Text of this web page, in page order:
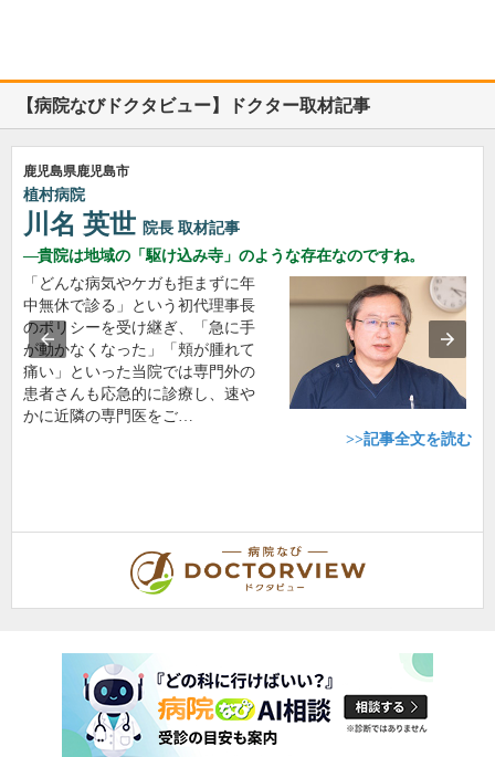
【病院なびドクタビュー】ドクター取材記事
鹿児島県鹿児島市
植村病院
川名 英世 院長 取材記事
貴院は地域の「駆け込み寺」のような存在なのですね。
「どんな病気やケガも拒まずに年
中無休で診る」という初代理事長
のポリシーを受け継ぎ、「急に手
が動かなくなった」「頬が腫れて
痛い」といった当院では専門外の
患者さんも応急的に診療し、速や
かに近隣の専門医をご…
>>記事全文を読む